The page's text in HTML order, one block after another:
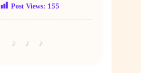
Post Views: 155